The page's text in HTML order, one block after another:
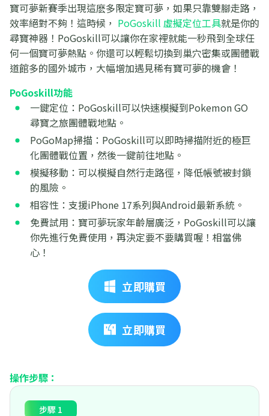
寶可夢新賽季出現這麽多限定寶可夢，如果只靠雙腳走路，
效率絕對不夠！這時候， PoGoskill 虛擬定位工具就是你的
尋寶神器！PoGoskill可以讓你在家裡就能一秒飛到全球任
何一個寶可夢熱點。你還可以輕鬆切換到巢穴密集或團體戰
道館多的國外城市，大幅增加遇見稀有寶可夢的機會！
PoGoskill功能
一鍵定位：PoGoskill可以快速模擬到Pokemon GO
尋寶之旅團體戰地點。
PoGoMap掃描：PoGoskill可以即時掃描附近的極巨
化團體戰位置，然後一鍵前往地點。
模擬移動：可以模擬自然行走路徑，降低帳號被封鎖
的風險。
相容性：支援iPhone 17系列與Android最新系統。
免費試用：寶可夢玩家年齡層廣泛，PoGoskill可以讓
你先進行免費使用，再決定要不要購買喔！相當佛
心！
立即購買
立即購買
操作步驟：
步驟 1